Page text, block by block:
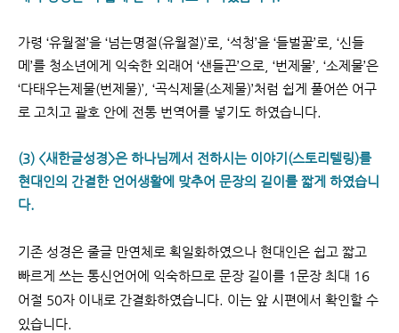
가령 ‘유월절’을 ‘넘는명절(유월절)’로, ‘석청’을 ‘들벌꿀’로, ‘신들
메’를 청소년에게 익숙한 외래어 ‘샌들끈’으로, ‘번제물’, ‘소제물’은
‘다태우는제물(번제물)’, ‘곡식제물(소제물)’처럼 쉽게 풀어쓴 어구
로 고치고 괄호 안에 전통 번역어를 넣기도 하였습니다.
(3) <새한글성경>은 하나님께서 전하시는 이야기(스토리텔링)를
현대인의 간결한 언어생활에 맞추어 문장의 길이를 짧게 하였습니
다.
기존 성경은 줄글 만연체로 획일화하였으나 현대인은 쉽고 짧고
빠르게 쓰는 통신언어에 익숙하므로 문장 길이를 1문장 최대 16
어절 50자 이내로 간결화하였습니다. 이는 앞 시편에서 확인할 수
있습니다.